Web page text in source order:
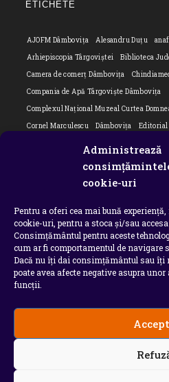
Administrează
cookie-uri
Pentru a oferi cea mai bună
cookie-uri, pentru a stoca și/sau
Consimțământul pentru aceste
cum ar fi comportamentul de navigare
Dacă nu îți dai consimțământul sau
poate avea afecte negative asupra
funcții.
ETICHETE
AJOFM Dâmbovița Alesandru Duțu anaf
Arhiepiscopia Târgoviștei
Biblioteca
Camera de comerț Dâmbovița
Compania de Apă Târgoviște Dâmbovița
Complexul Național Muzeal Curtea
Cornel Marculescu
Dâmbovița Editorial
ipj
Isu dambovita Basarab I Dambovita
Ministerul Educației
ministerul sanatatii
Prefectura dambovita
Primaria
primaria Răzvad
Primaria Ulmi
psiholog
Serial Situatia Covid 19
Universitatea Valahia
Copyright 2026 -
Utilizatorii pot descarca si